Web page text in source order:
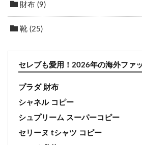
財布 (9)
靴 (25)
セレブも愛用！2026年の海外ファ
プラダ 財布
シャネル コピー
シュプリーム スーパーコピー
セリーヌ tシャツ コピー